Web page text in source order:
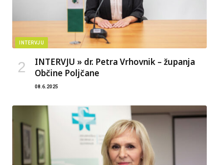
INTERVJU
INTERVJU » dr. Petra Vrhovnik – županja
Občine Poljčane
08.6.2025